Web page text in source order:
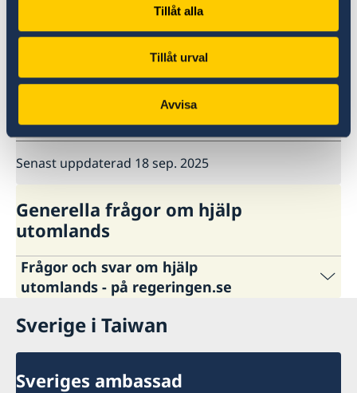
Tillåt alla
Tillåt urval
Avvisa
Taiwan Digital Arrival Card (TWAC)
Från och med 1 oktober 2025 införsTaiwan
Digital Arrival Card (TWAC).
För frågor och mer information, vänligen besök
immigrationspolisens webbplats:
Arrival Card (TWAC)
Senast uppdaterad 18 sep. 2025
Generella frågor om hjälp
utomlands
Frågor och svar om hjälp
utomlands - på regeringen.se
På regeringen.se finns grundläggande
information som gäller för alla länder och svar
utomlands. För vissa länder gäller dessutom
Sverige i Taiwan
Sveriges ambassad